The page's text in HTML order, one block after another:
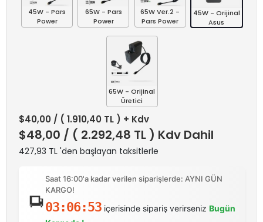
45W - Pars
Power
65W - Pars
Power
65W Ver.2 -
Pars Power
45W - Orijinal
Asus
65W - Orijinal
Üretici
$40,00 / ( 1.910,40 TL ) + Kdv
$48,00 / ( 2.292,48 TL ) Kdv Dahil
427,93 TL 'den başlayan taksitlerle
Saat 16:00'a kadar verilen siparişlerde: AYNI GÜN
KARGO!
03:06:53içerisinde sipariş verirseniz Bugün